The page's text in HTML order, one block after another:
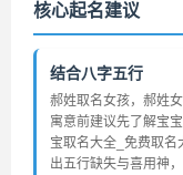
核心起名建议
结合八字五行
郝姓取名女孩，郝姓
寓意前建议先了解宝
宝取名大全_免费取
出五行缺失与喜用神